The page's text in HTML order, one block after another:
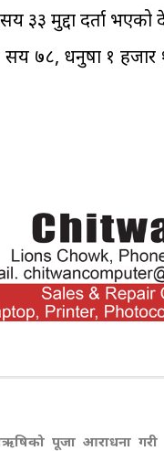
३३ मुद्दा दर्ता
७८, धनुषा १ हजार
पूजा आराधना गरी